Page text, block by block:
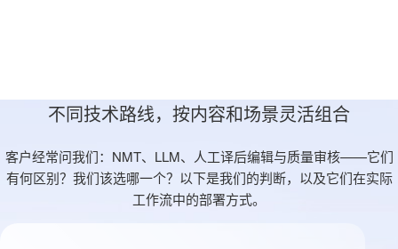
不同技术路线，按内容和场景灵活组合
客户经常问我们：NMT、LLM、人工译后编辑与质量审核——它们
有何区别？我们该选哪一个？以下是我们的判断，以及它们在实际
工作流中的部署方式。